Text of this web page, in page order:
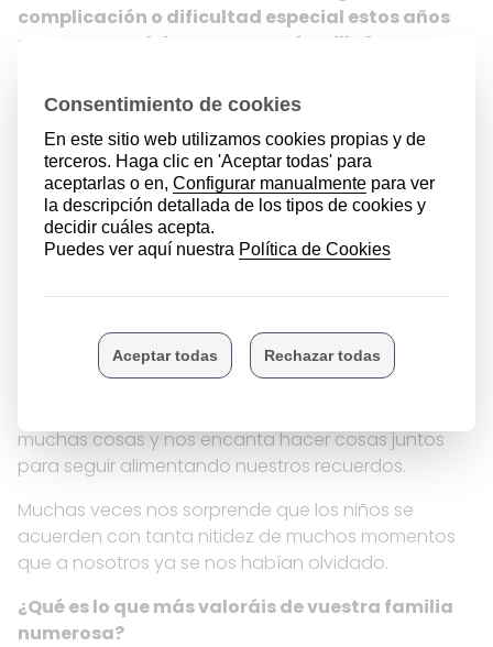
complicación o dificultad especial estos años
para sacar adelante vuestra familia?
Nunca marcha nada sobre ruedas, si no es una cosa
es otra la que se tuerce y todos los días hay al
menos un par de fuegos que apagar. Es un encaje
de bolillos sin fin, que nos mantiene muy
entretenidos y muy activos.
¿Y qué recuerdos tenéis como más especiales en
la familia?
Cada noche cenamos juntos y es raro el día que no
recuerdan algo que nos ha pasado, unos días es
una excursión, un paseo, una celebración, un
muchas cosas y nos encanta hacer cosas juntos
para seguir alimentando nuestros recuerdos.
Muchas veces nos sorprende que los niños se
acuerden con tanta nitidez de muchos momentos
que a nosotros ya se nos habían olvidado.
¿Qué es lo que más valoráis de vuestra familia
numerosa?